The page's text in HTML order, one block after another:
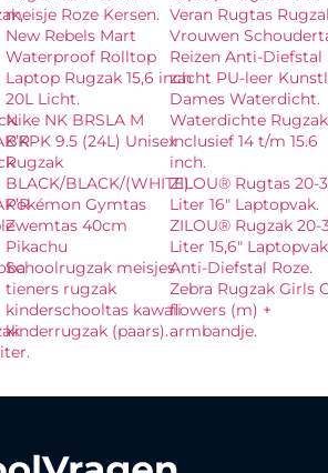
meisje Roze Kersen.
New Rebels Mart
Waterproof Rolltop
Laptop Rugzak 15,6 inch
20L Licht.
Nike NK BRSLA M
BKPK 9.5 (24L) Unisex
Rugzak
BLACK/BLACK/(WHITE).
Pokémon Gymtas
Zwemtas 40cm
Pikachu
Schoolrugzak meisjes
tieners rugzak
kinderschooltas kawaii
kinderrugzak (paars).
Veran Rugtas
Vrouwen
Reizen Anti-Diefstal
zacht PU-leer
Dames Waterdicht.
Waterdichte Rugzak
Inclusief 14 t/m 15.6
inch.
ZILOU® Rugtas 20-
Liter 16″ Laptopvak.
ZILOU® Rugzak 20-
Liter 15,6″ Laptopvak
Anti-Diefstal Roze.
Zebra Rugzak Girls
flowers (m) +
armbandje.